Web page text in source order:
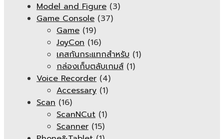
Model and Figure (3)
Game Console (37)
Game (19)
JoyCon (16)
เคสกันกระแทกสำหรับ (1)
กล่องเก็บตลับเกมส์ (1)
Voice Recorder (4)
Accessary (1)
Scan (16)
ScanNCut (1)
Scanner (15)